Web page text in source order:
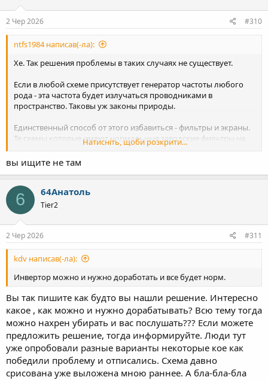
2 Чер 2026 #310
ntfs1984 написав(-ла):
Хе. Так решения проблемы в таких случаях не существует.
Если в любой схеме присутствует генератор частоты любого
рода - эта частота будет излучаться проводниками в
пространство. Таковы уж законы природы.
Единственный способ от этого избавиться - фильтры и экраны.
Те схемы которые имеют нормальные заводские фильтры на
плате - не фонят. Остальным - надо добавлять свой, потому что
китайцы 卑鄙的恶魔.
металлический бокс, самый обыкновенный, который должен
работать как клетка Фарадея. Он состоит упрощенно говоря из
трех частей: плоская база, куда монтируется плата; объемная
крышка с экраном которая надевается на базу; ну и нижняя
панель быстрого доступа, полоска которая закрывает
базовую часть бокса через крепежные отверстия, с этим все в
А вот вторая часть-крышка, которая обязана предохранять
окружающую среду от радиоизлучения вперед - из-за покраски
себя, отверстий под винты и самих винтов - не контактировала
с базовой частью, т.е. не была посажена на землю.
Просто надфилем сломал краску около посадочных отверстий,
немного поцарапал винты - и половина излучения вокруг
инвертора исчезла.
Натисніть, щоби розкрити...
вы ищите не там
6 64Анатоль
Tier2
2 Чер 2026 #311
kdv написав(-ла):
Инвертор можно и нужно доработать и все будет норм.
Вы так пишите как будто вы нашли решение. Интересно
какое , как можно и нужно дорабатывать? Всю тему тогда
можно нахрен убирать и вас послушать??? Если можете
предложить решение, тогда информируйте. Люди тут
уже опробовали разные варианты некоторые кое как
победили проблему и отписались. Схема давно
срисована уже выложена мною раннее. А бла-бла-бла